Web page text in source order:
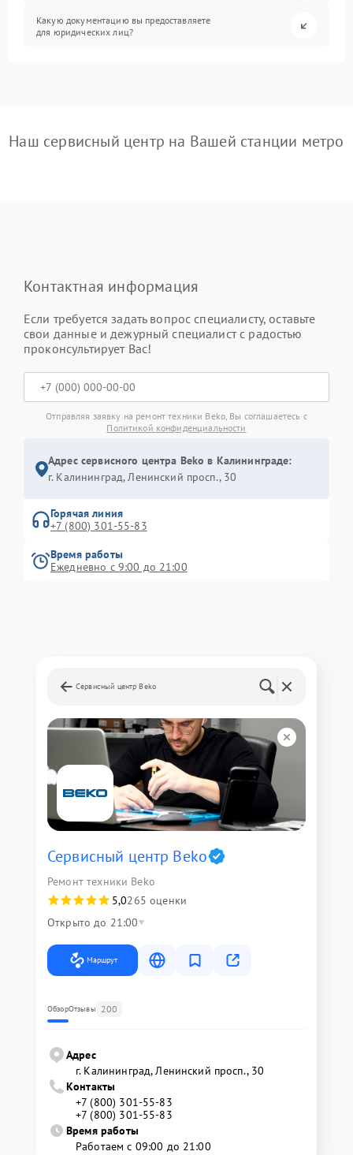
Какую документацию вы предоставляете
для юридических лиц?
Наш сервисный центр на Вашей станции метро
Контактная информация
Если требуется задать вопрос специалисту, оставьте
свои данные и дежурный специалист с радостью
проконсультирует Вас!
Отправляя заявку на ремонт техники Beko, Вы соглашаетесь с
Политикой конфиденциальности
Адрес сервисного центра Beko в Калининграде:
г. Калининград, Ленинский просп., 30
Горячая линия
+7 (800) 301-55-83
Время работы
Ежедневно с 9:00 до 21:00
Сервисный центр Beko
Сервисный центр Beko
Ремонт техники Beko
5,0265 оценки
Открыто до 21:00
Маршрут
ОбзорОтзывы 200
Адрес
г. Калининград, Ленинский просп., 30
Контакты
+7 (800) 301-55-83
+7 (800) 301-55-83
Время работы
Работаем с 09:00 до 21:00